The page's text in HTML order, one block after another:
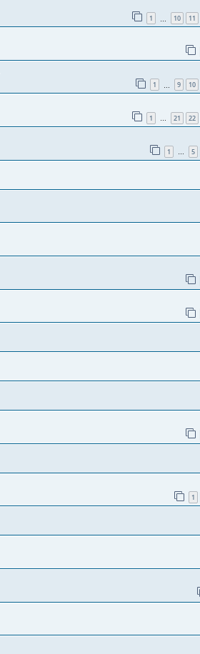
1 10 11
1 9 10
1 … 21 22
1 … 5
1